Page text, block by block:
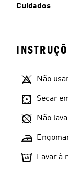
Cuidados
Não
Secar
Não
Lavar à